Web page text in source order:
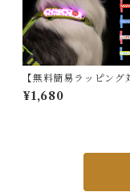
【無料簡易ラッピング
犬用 LED ライト 光 ソ
ンド 軽量 USB充電 明るい や
点灯 点滅 ペット用 ド
¥1,680